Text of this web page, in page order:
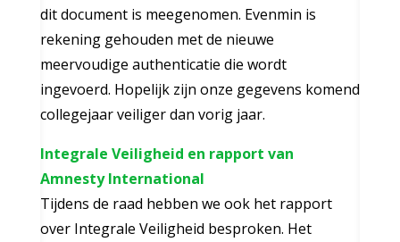
dit document is meegenomen. Evenmin is
rekening gehouden met de nieuwe
meervoudige authenticatie die wordt
ingevoerd. Hopelijk zijn onze gegevens komend
collegejaar veiliger dan vorig jaar.
Integrale Veiligheid en rapport van
Amnesty International
Tijdens de raad hebben we ook het rapport
over Integrale Veiligheid besproken. Het